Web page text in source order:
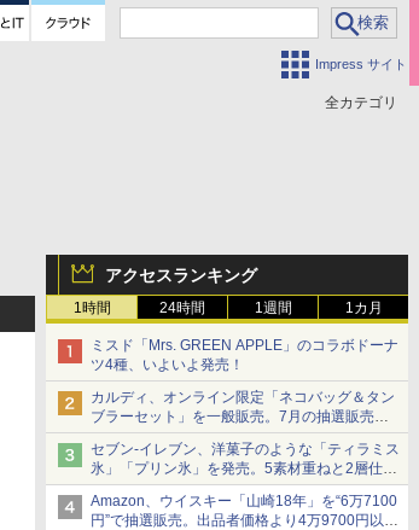
Impress サイト
全カテゴリ
アクセスランキング
1時間 24時間 1週間 1カ月
ミスド「Mrs. GREEN APPLE」のコラボドーナ
ツ4種、いよいよ発売！
カルディ、オンライン限定「ネコバッグ＆タン
ブラーセット」を一般販売。7月の抽選販売の
当選無効分
セブン-イレブン、洋菓子のような「ティラミス
氷」「プリン氷」を発売。5素材重ねと2層仕立
ての濃厚な味わい
Amazon、ウイスキー「山崎18年」を“6万7100
円”で抽選販売。出品者価格より4万9700円以上